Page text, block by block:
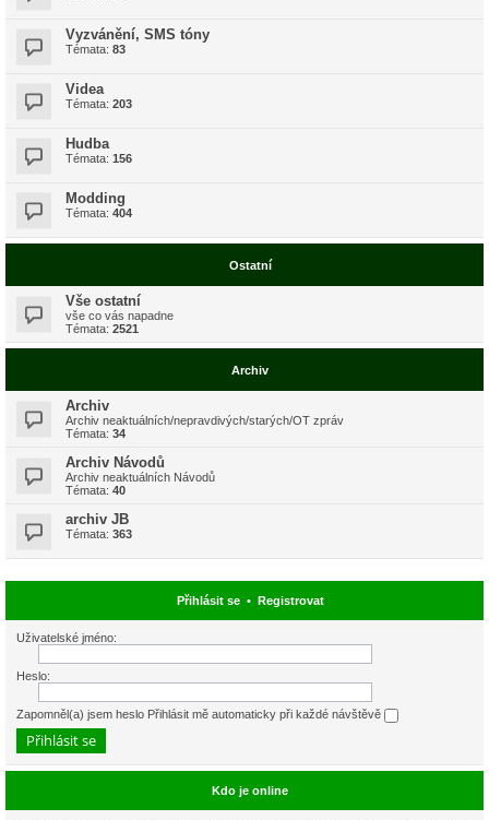
Vyzvánění, SMS tóny
Témata: 83
Videa
Témata: 203
Hudba
Témata: 156
Modding
Témata: 404
Ostatní
Vše ostatní
vše co vás napadne
Témata: 2521
Archiv
Archiv
Archiv neaktuálních/nepravdivých/starých/OT zpráv
Témata: 34
Archiv Návodů
Archiv neaktuálních Návodů
Témata: 40
archiv JB
Témata: 363
Přihlásit se• Registrovat
Uživatelské jméno:
Heslo:
Zapomněl(a) jsem heslo Přihlásit mě automaticky při každé návštěvě
Kdo je online